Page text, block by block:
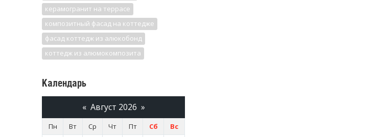
керамогранит на террасе
композитный фасад на коттедже
фасад коттедж из алюкобонд
коттедж из алюмокомпозита
Календарь
« Август 2026 »
Пн Вт Ср Чт Пт Сб
Вс